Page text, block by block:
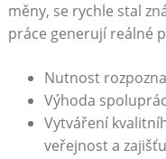
měny, se rychle stal
práce generují reálné
Nutnost
Výhoda
Vytváření
veřejnost a